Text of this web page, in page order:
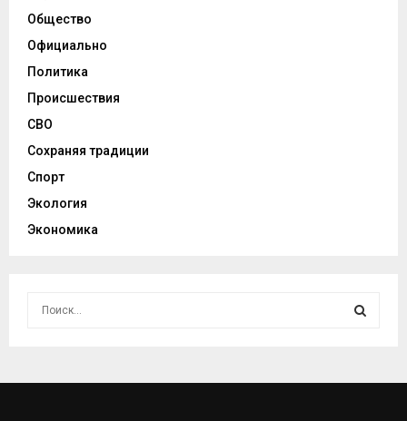
Общество
Официально
Политика
Происшествия
СВО
Сохраняя традиции
Спорт
Экология
Экономика
С